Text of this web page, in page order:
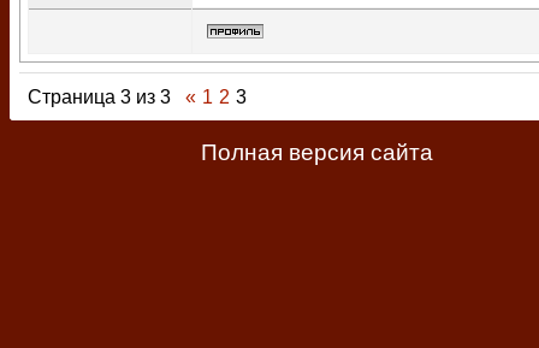
Страница 3 из 3 « 1 2 3
Полная версия сайта